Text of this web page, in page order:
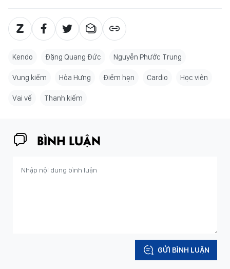
Kendo Đặng Quang Đức Nguyễn Phước Trung
Vung kiếm Hòa Hưng Điểm hẹn Cardio Học viên
Vai vế Thanh kiếm
BÌNH LUẬN
GỬI BÌNH LUẬN